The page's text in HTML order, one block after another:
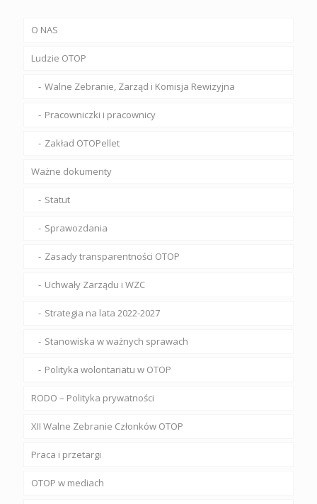
O NAS
Ludzie OTOP
Walne Zebranie, Zarząd i Komisja Rewizyjna
Pracowniczki i pracownicy
Zakład OTOPellet
Ważne dokumenty
Statut
Sprawozdania
Zasady transparentności OTOP
Uchwały Zarządu i WZC
Strategia na lata 2022-2027
Stanowiska w ważnych sprawach
Polityka wolontariatu w OTOP
RODO – Polityka prywatności
XII Walne Zebranie Członków OTOP
Praca i przetargi
OTOP w mediach